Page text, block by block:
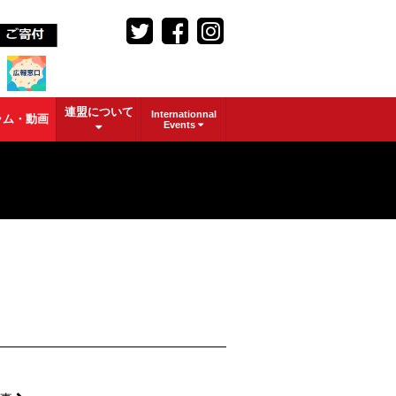
ム・動画
連盟について
Internationnal
Events